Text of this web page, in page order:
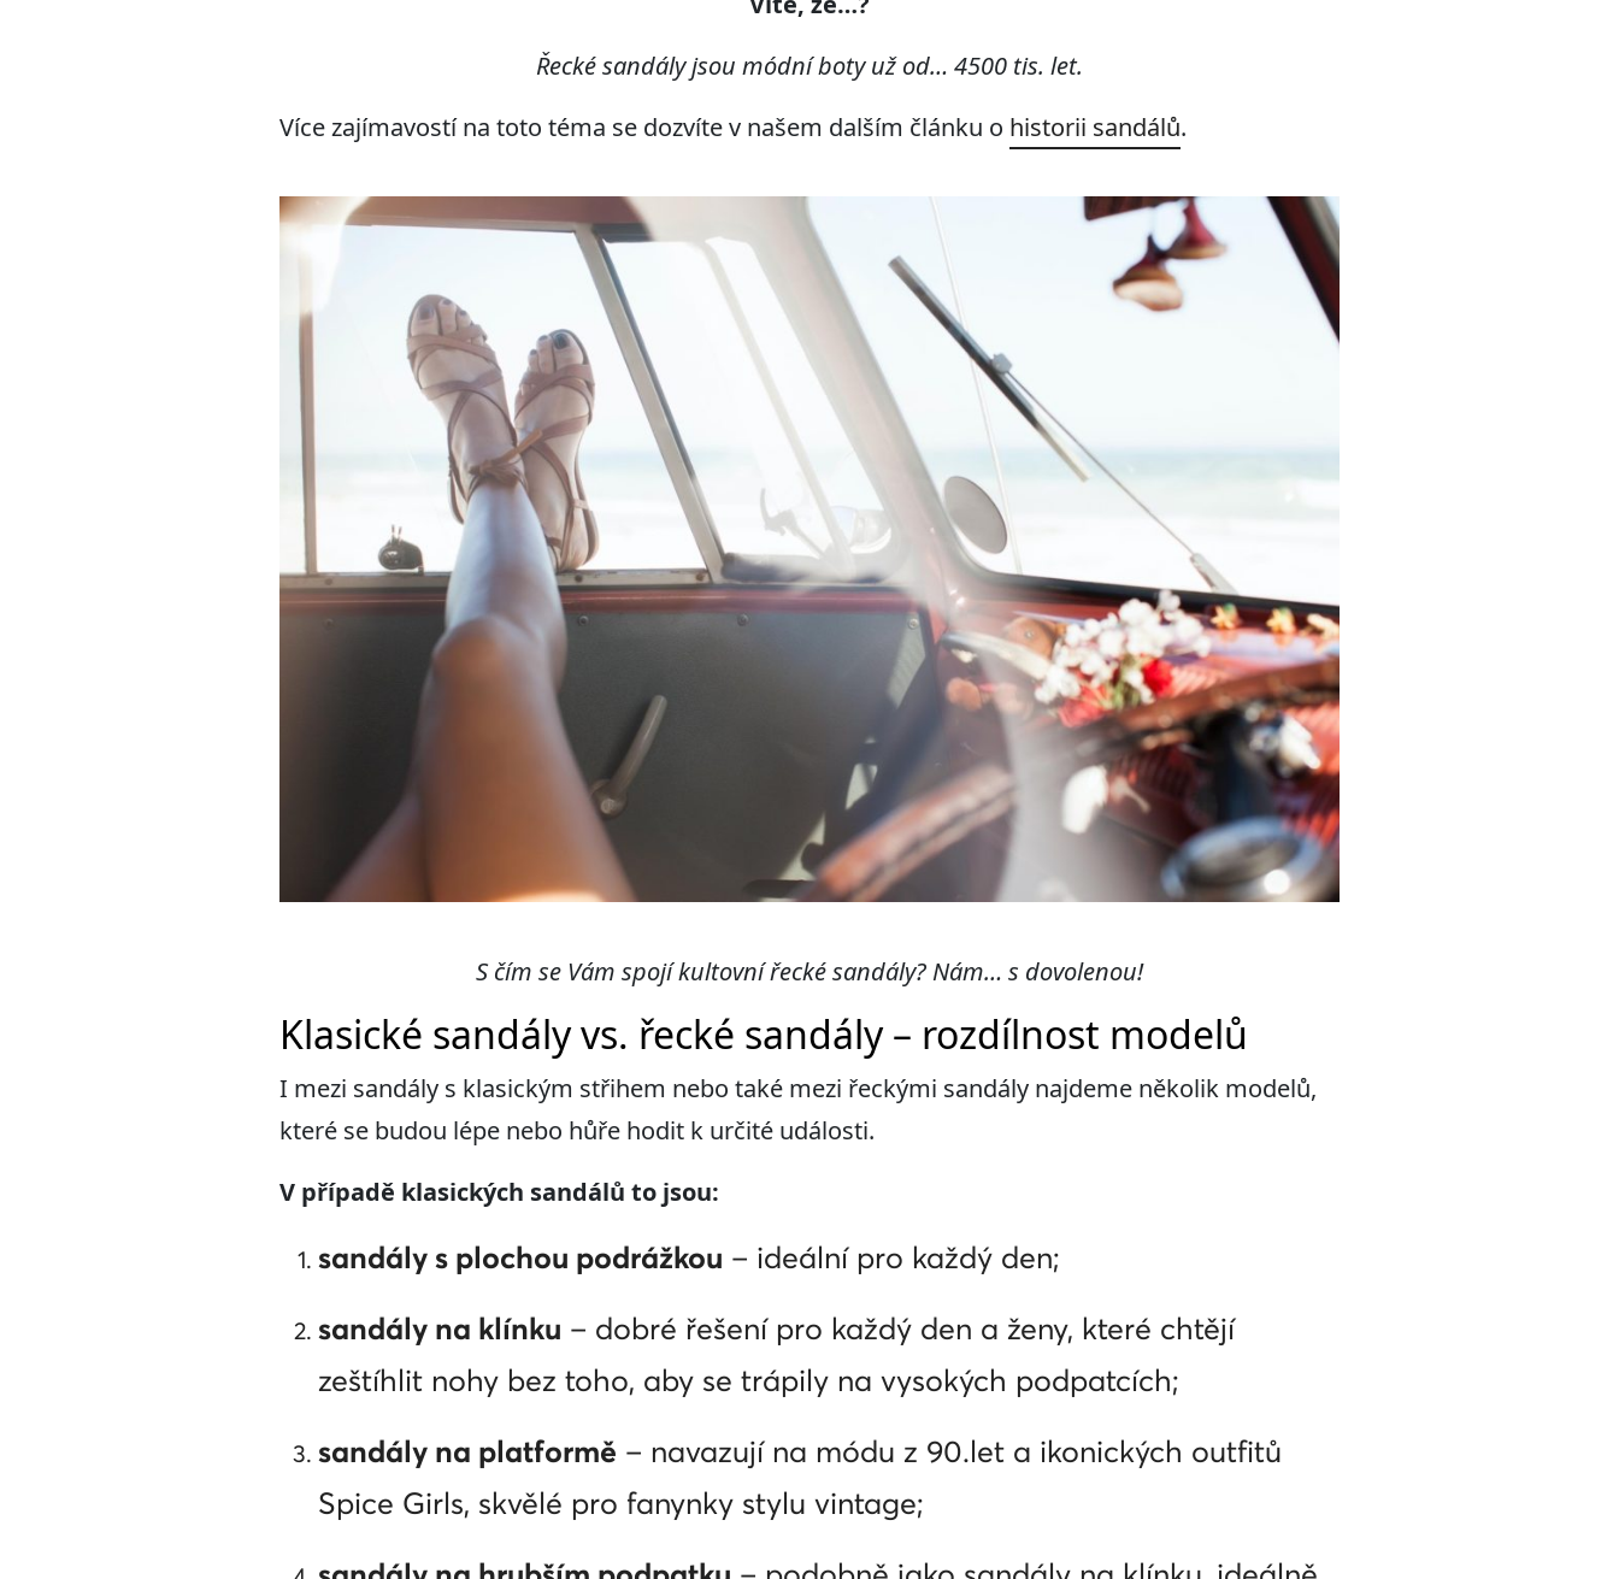
Řecké sandály jsou módní boty už od… 4500 tis. let.
Více zajímavostí na toto téma se dozvíte v našem dalším článku o historii sandálů.
S čím se Vám spojí kultovní řecké sandály? Nám… s dovolenou!
Klasické sandály vs. řecké sandály – rozdílnost modelů
I mezi sandály s klasickým střihem nebo také mezi řeckými sandály najdeme několik modelů,
které se budou lépe nebo hůře hodit k určité události.
V případě klasických sandálů to jsou:
sandály s plochou podrážkou – ideální pro každý den;
sandály na klínku – dobré řešení pro každý den a ženy, které chtějí
zeštíhlit nohy bez toho, aby se trápily na vysokých podpatcích;
sandály na platformě – navazují na módu z 90.let a ikonických outfitů
Spice Girls, skvělé pro fanynky stylu vintage;